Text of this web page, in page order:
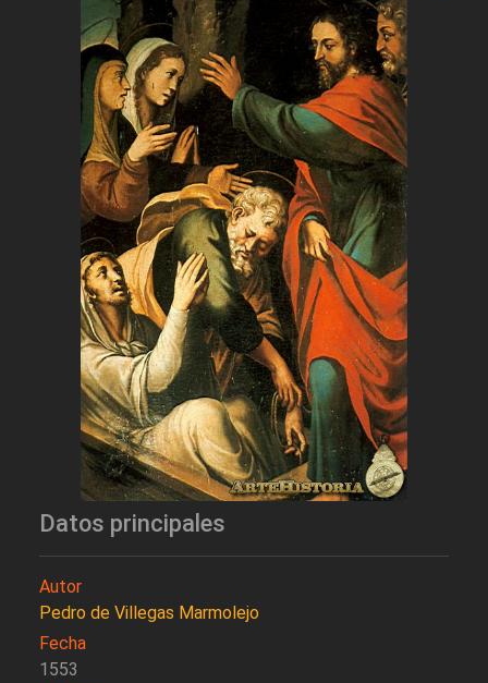
Datos principales
Autor
Pedro de Villegas Marmolejo
Fecha
1553